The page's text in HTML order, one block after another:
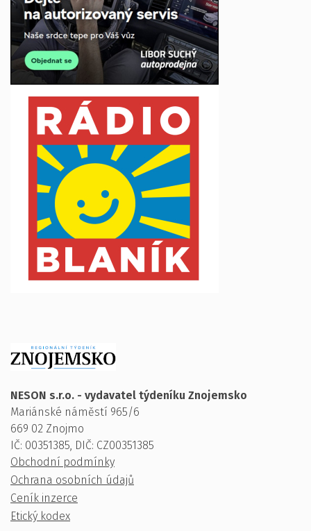
NESON s.r.o. - vydavatel týdeníku Znojemsko
Mariánské náměstí 965/6
669 02 Znojmo
IČ: 00351385, DIČ: CZ00351385
Obchodní podmínky
Ochrana osobních údajů
Ceník inzerce
Etický kodex